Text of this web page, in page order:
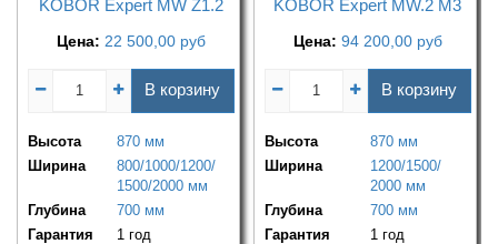
KOBOR Expert MW Z1.2
Цена: 22 500,00 руб
В корзину
Высота
870 мм
Ширина
800/1000/1200/
1500/2000 мм
Глубина
700 мм
Гарантия
1 год
KOBOR Expert MW.2 M3
Цена: 94 200,00 руб
В корзину
Высота
870 мм
Ширина
1200/1500/
2000 мм
Глубина
700 мм
Гарантия
1 год